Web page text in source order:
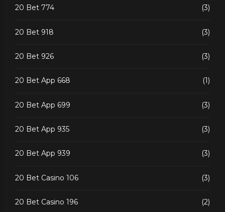
20 Bet 774 (3)
20 Bet 918 (3)
20 Bet 926 (3)
20 Bet App 668 (1)
20 Bet App 699 (3)
20 Bet App 935 (3)
20 Bet App 939 (3)
20 Bet Casino 106 (3)
20 Bet Casino 196 (2)